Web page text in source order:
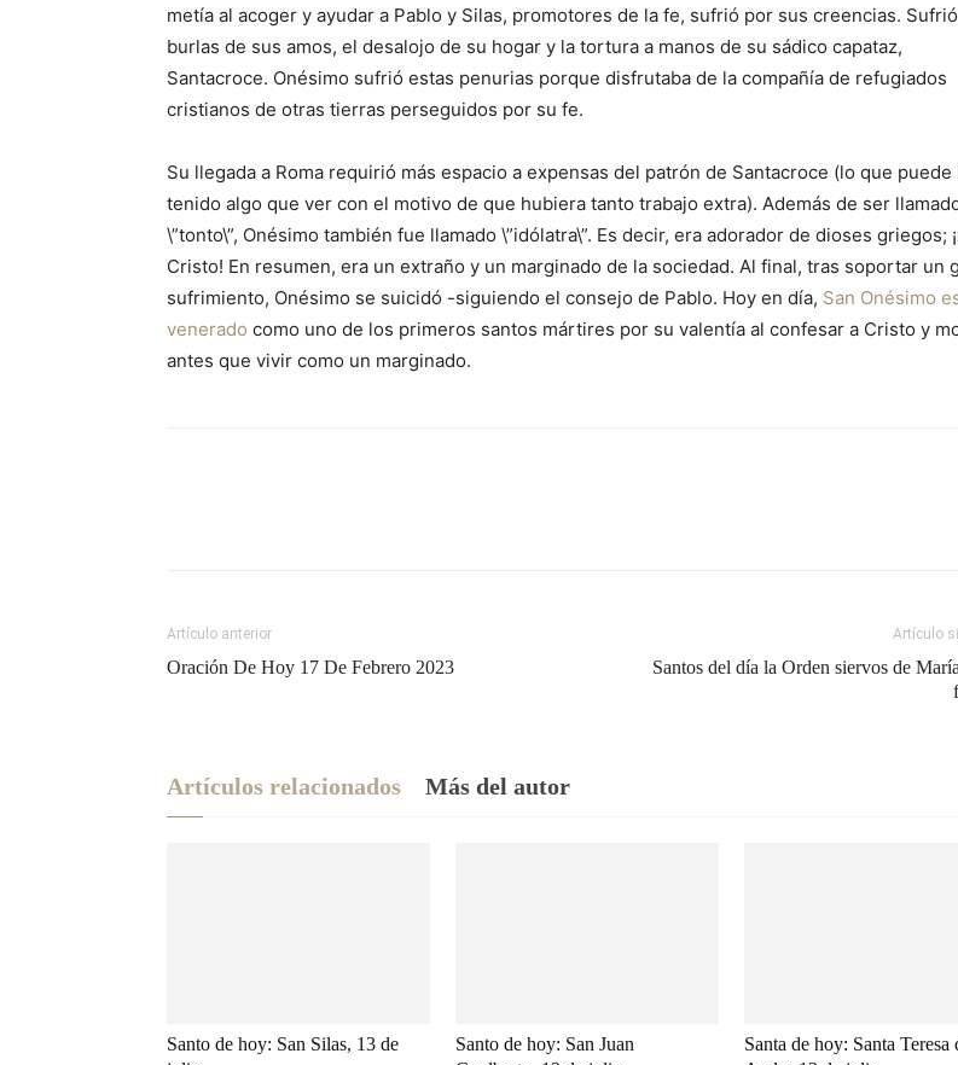
metía al acoger y ayudar a Pablo y Silas, promotores de la fe, sufrió por sus creencias.
burlas de sus amos, el desalojo de su hogar y la tortura a manos de su sádico capataz,
Santacroce. Onésimo sufrió estas penurias porque disfrutaba de la compañía de refugiados
cristianos de otras tierras perseguidos por su fe.
Su llegada a Roma requirió más espacio a expensas del patrón de Santacroce (lo que puede
tenido algo que ver con el motivo de que hubiera tanto trabajo extra). Además de ser
\”tonto\”, Onésimo también fue llamado \”idólatra\”. Es decir, era adorador de dioses griegos;
Cristo! En resumen, era un extraño y un marginado de la sociedad. Al final, tras soportar un
sufrimiento, Onésimo se suicidó -siguiendo el consejo de Pablo. Hoy en día, San Onésimo
venerado como uno de los primeros santos mártires por su valentía al confesar a Cristo y
antes que vivir como un marginado.
Artículo anterior
Oración De Hoy 17 De Febrero 2023
Artículo
Santos del día la Orden siervos de
Artículos relacionados Más del autor
Santo de hoy: San Silas, 13 de
Santo de hoy: San Juan
Santa de hoy: Santa Teresa